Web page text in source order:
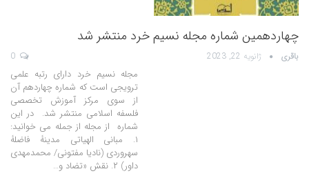
چهاردهمین شماره مجله نسیم خرد منتشر شد
باقری ژانویه 22, 2023
مجله نسیم خرد دارای رتبه علمی
ترویجی است که شماره چهاردهم آن
از سوی مرکز آموزش تخصصی
فلسفه اسلامی منتشر شد. در این
شماره از مجله از جمله می خوانید:
۱. مبانی الهیاتی مدینۀ فاضلۀ
سهروردی (نادیا مفتونی/ محمدمهدی
داور) ۲. نقش «تضاد و…